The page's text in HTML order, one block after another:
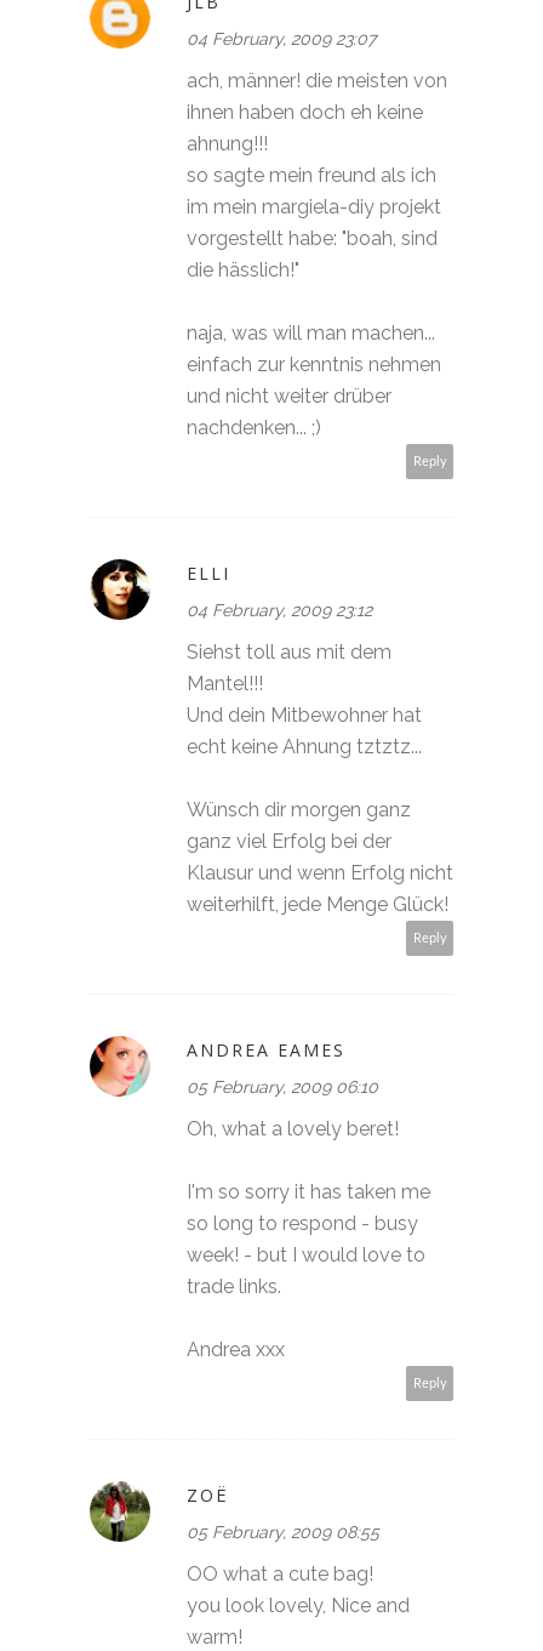
04 February, 2009 23:07
ach, männer! die meisten von
ihnen haben doch eh keine
ahnung!!!
so sagte mein freund als ich
im mein margiela-diy projekt
vorgestellt habe: "boah, sind
die hässlich!"
naja, was will man machen...
einfach zur kenntnis nehmen
und nicht weiter drüber
nachdenken... ;)
Reply
ELLI
04 February, 2009 23:12
Siehst toll aus mit dem
Mantel!!!
Und dein Mitbewohner hat
echt keine Ahnung tztztz...
Wünsch dir morgen ganz
ganz viel Erfolg bei der
Klausur und wenn Erfolg nicht
weiterhilft, jede Menge Glück!
Reply
ANDREA EAMES
05 February, 2009 06:10
Oh, what a lovely beret!
I'm so sorry it has taken me
so long to respond - busy
week! - but I would love to
trade links.
Andrea xxx
Reply
ZOË
05 February, 2009 08:55
OO what a cute bag!
you look lovely, Nice and
warm!